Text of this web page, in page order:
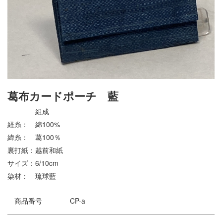
葛布カードポーチ 藍
組成
経糸： 綿100%
緯糸： 葛100％
裏打紙：越前和紙
サイズ：6/10cm
染材： 琉球藍
商品番号 CP-a